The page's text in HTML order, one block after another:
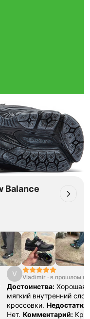
Balance
V Vladimir · в прошлом
Достоинства: Хорошая
мягкий внутренний
кроссовки. Недостатки:
Нет. Комментарий: